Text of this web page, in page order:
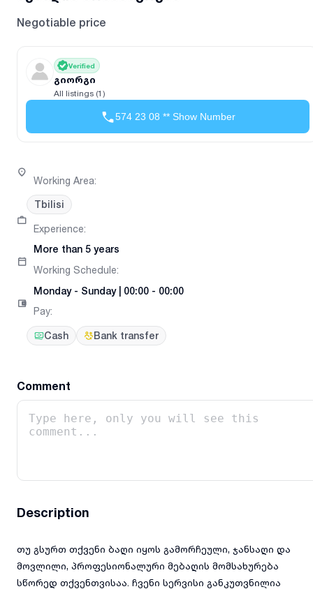
Negotiable price
Verified
გიორგი
All listings (1)
574 23 08 ** Show Number
Working Area:
Tbilisi
Experience:
More than 5 years
Working Schedule:
Monday- Sunday| 00:00 - 00:00
Pay:
Cash Bank transfer
Comment
Description
თუ გსურთ თქვენი ბაღი იყოს გამორჩეული, ჯანსაღი და
მოვლილი, პროფესიონალური მებაღის მომსახურება
სწორედ თქვენთვისაა. ჩვენი სერვისი განკუთვნილია